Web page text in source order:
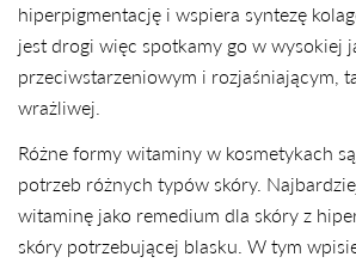
hiperpigmentację i wspiera syntezę
jest drogi więc spotkamy go w wysokiej
przeciwstarzeniowym i rozjaśniającym,
wrażliwej.
Różne formy witaminy w kosmetykach
potrzeb różnych typów skóry.
witaminę jako remedium dla skóry z
skóry potrzebującej blasku. W tym